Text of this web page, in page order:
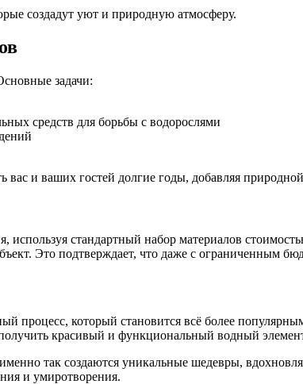
создадут уют и природную атмосферу.
задачи:
средств для борьбы с водорослями
и ваших гостей долгие годы, добавляя
стандартный набор материалов
Это подтверждает, что даже с ограниченным
процесс, который становится всё более
красивый и функциональный водный
так создаются уникальные шедевры,
и умиротворения.